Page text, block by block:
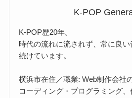
K-POP
K-POP歴20年。
時代の流れに流されず、常に良
続けています。
横浜市在住／職業: Web制作会社
コーディング・プログラミング